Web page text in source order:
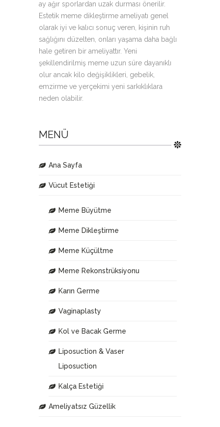
ay ağır sporlardan uzak durması önerilir.
Estetik meme dikleştirme ameliyatı genel
olarak iyi ve kalıcı sonuç veren, kişinin ruh
sağlığını düzelten, onları yaşama daha bağlı
hale getiren bir ameliyattır. Yeni
şekillendirilmiş meme uzun süre dayanıklı
olur ancak kilo değişiklikleri, gebelik,
emzirme ve yerçekimi yeni sarkıklıklara
neden olabilir.
MENÜ
Ana Sayfa
Vücut Estetiği
Meme Büyütme
Meme Dikleştirme
Meme Küçültme
Meme Rekonstrüksiyonu
Karın Germe
Vaginaplasty
Kol ve Bacak Germe
Liposuction & Vaser
Liposuction
Kalça Estetiği
Ameliyatsız Güzellik